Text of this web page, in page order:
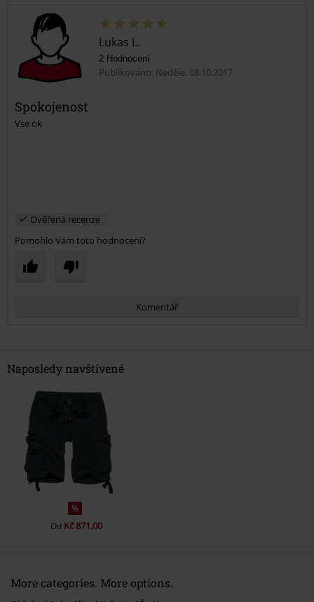
Odeslat komentář
Lukas L.
2 Hodnocení
Publikováno: Neděle, 08.10.2017
Spokojenost
Vse ok
Ověřená recenze
Pomohlo Vám toto hodnocení?
Komentář
Odeslat komentář
Naposledy navštívené
%
Od Kč 871,00
More categories. More options.